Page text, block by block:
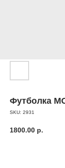
Футболка
SKU: 2931
1800.00 р.